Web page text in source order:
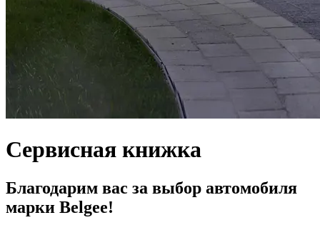
Сервисная книжка
Благодарим вас за выбор автомобиля
марки Belgee!